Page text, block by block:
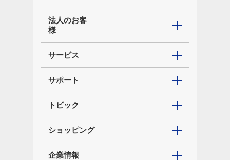
法人のお客
様
サービス
サポート
トピック
ショッピング
企業情報